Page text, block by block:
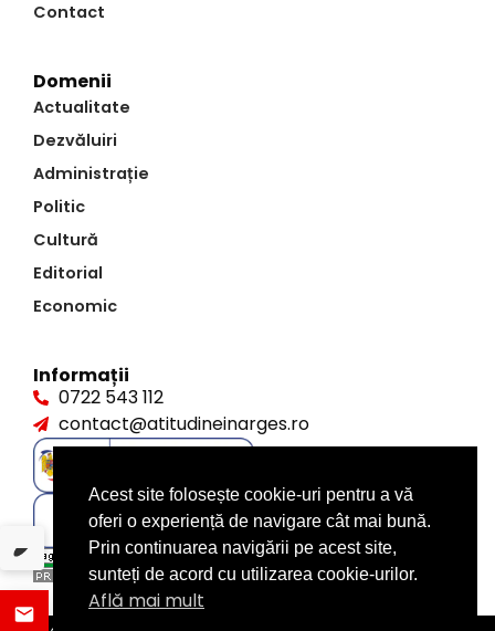
Contact
Domenii
Actualitate
Dezvăluiri
Administrație
Politic
Cultură
Editorial
Economic
Informații
0722 543 112
contact@atitudineinarges.ro
Acest site folosește cookie-uri pentru a vă
oferi o experiență de navigare cât mai bună.
Prin continuarea navigării pe acest site,
sunteți de acord cu utilizarea cookie-urilor.
Află mai mult